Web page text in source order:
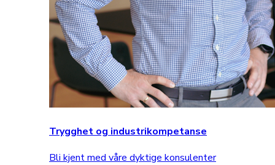
Trygghet og industrikompetanse
Bli kjent med våre dyktige konsulenter